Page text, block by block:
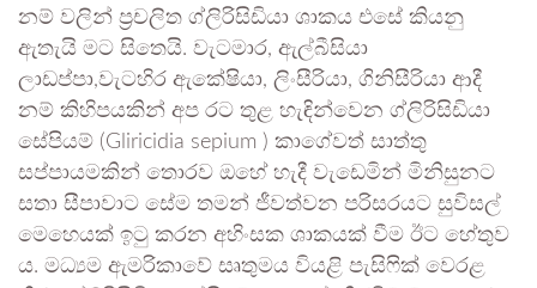
නම් වලින් ප්‍රචලිත ග්ලිරිසිඩියා ශාකය එසේ කියනු
ඇතැයි මට සිතෙයි. වැටමාර, ඇල්බීසියා
ලාඩප්පා,වැටහිර ඇකේෂියා, ලිංසීරියා, ගිනිසීරියා ආදී
නම් කිහිපයකින් අප රට තුළ හැඳින්වෙන ග්ලිරිසිඩියා
සේපියම් (Gliricidia sepium ) කාගේවත් සාත්තු
සප්පායමකින් තොරව ඔහේ හැදී වැඩෙමින් මිනිසුනට
සතා සීපාවාට සේම තමන් ජීවත්වන පරිසරයට සුවිසල්
මෙහෙයක් ඉටු කරන අහිංසක ශාකයක් වීම ඊට හේතුව
ය. මධ්‍යම ඇමරිකාවේ සෘතුමය වියළි පැසිෆික් වෙරළ